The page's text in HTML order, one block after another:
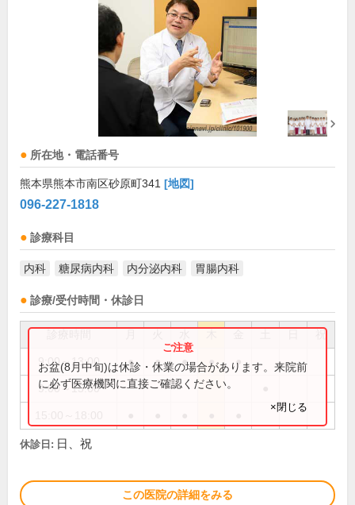
所在地・電話番号
熊本県熊本市南区砂原町341 [地図]
096-227-1818
診療科目
内科 糖尿病内科 内分泌内科 胃腸内科
診療/受付時間・休診日
祝
9:00～13:00 ● ● ● ● ●
9:00～15:00
お盆(8月中旬)は休診・休業の場合があります。来院前
に必ず医療機関に直接ご確認ください。
×閉じる
休診日: 日、祝
この医院の詳細をみる